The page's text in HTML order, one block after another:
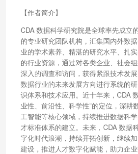
【作者简介】
CDA 数据科学研究院是全球率先成立
的专业研究团队机构，汇集国内外数
业的学术素养、精湛的研究水平、扎
的行业资源，通过对各类企业、社会组
深入的调查和访问，获得紧跟技术发
数据行业的未来发展方向进行系统的
识体系和技术应用。近十年来，CDA
业性、前沿性、科学性”的定位，深耕
工智能等核心领域，持续推进数据科
才标准体系的建立。未来，CDA 数据
字化时代浪潮，持续开拓创新，继续
建设，推进人才数字化赋能，助力企业